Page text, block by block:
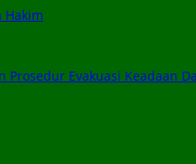
Hakim
Prosedur Evakuasi Keadaan